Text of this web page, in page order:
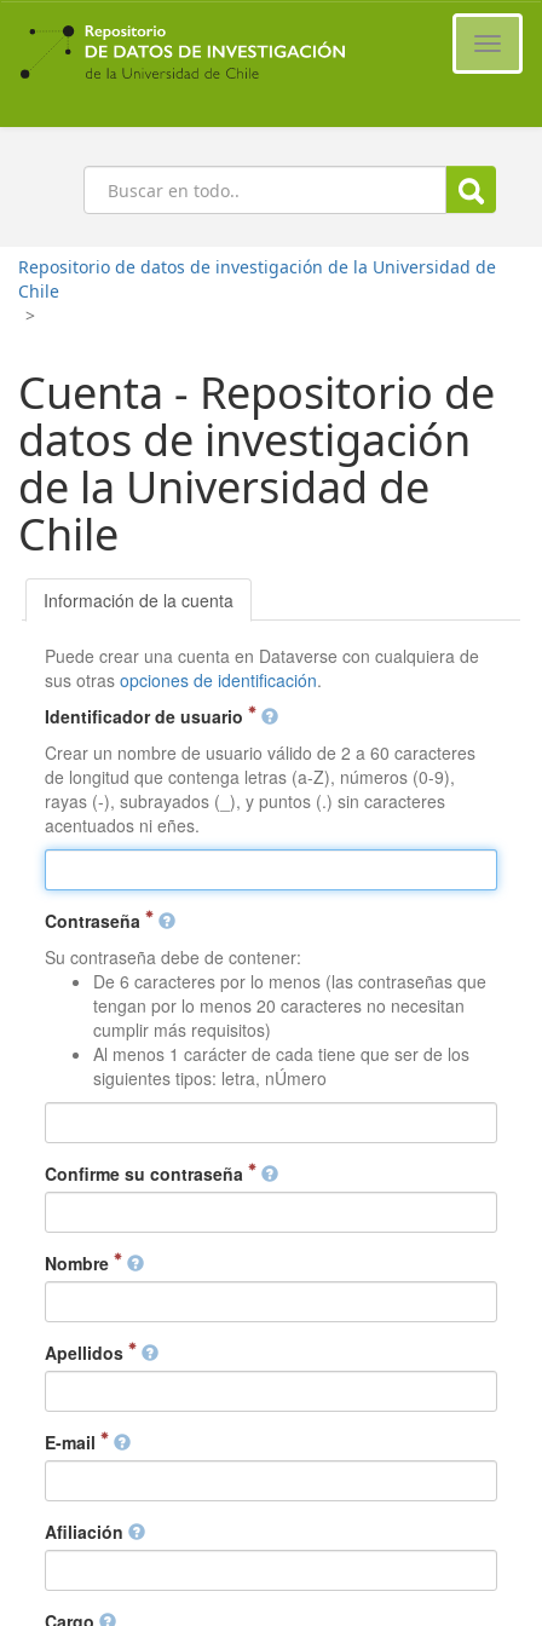
Ir
contenido
principal
Buscar
Repositorio de datos de investigación de la Universidad de
Chile
>
Cuenta - Repositorio de
datos de investigación
de la Universidad de
Chile
Información de la cuenta
Puede crear una cuenta en Dataverse con cualquiera de
sus otrasopciones de identificación.
Identificador de usuario
Crear un nombre de usuario válido de 2 a 60 caracteres
de longitud que contenga letras (a-Z), números (0-9),
rayas (-), subrayados (_), y puntos (.) sin caracteres
acentuados ni eñes.
Contraseña
Su contraseña debe de contener:
De 6 caracteres por lo menos (las contraseñas que
tengan por lo menos 20 caracteres no necesitan
cumplir más requisitos)
Al menos 1 carácter de cada tiene que ser de los
siguientes tipos: letra, nÚmero
Confirme su contraseña
Nombre
Apellidos
E-mail
Afiliación
Cargo